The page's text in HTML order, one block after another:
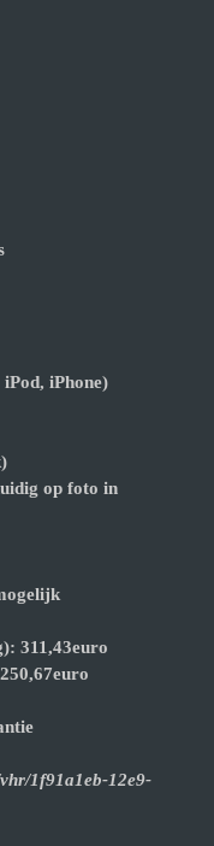
iPhone)
op foto in
311,43euro
1f91a1eb-12e9-